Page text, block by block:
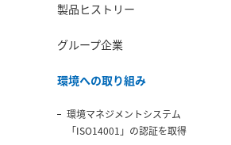
製品ヒストリー
グループ企業
環境への取り組み
環境マネジメントシステム
「ISO14001」の認証を取得